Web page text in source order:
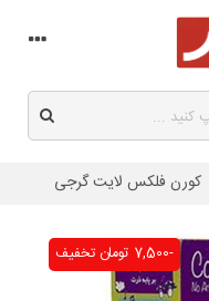
کورن فلکس لایت گرجی
تخفیف -7,500 تومان